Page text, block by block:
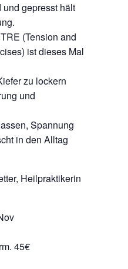
gepresst hält
(Tension and
ist dieses Mal
zu lockern
und
Spannung
in den Alltag
Heilpraktikerin
45€